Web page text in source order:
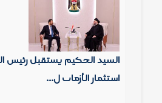
السيد الحكيم يستقبل رئيس
استثمار الأزمات ل...